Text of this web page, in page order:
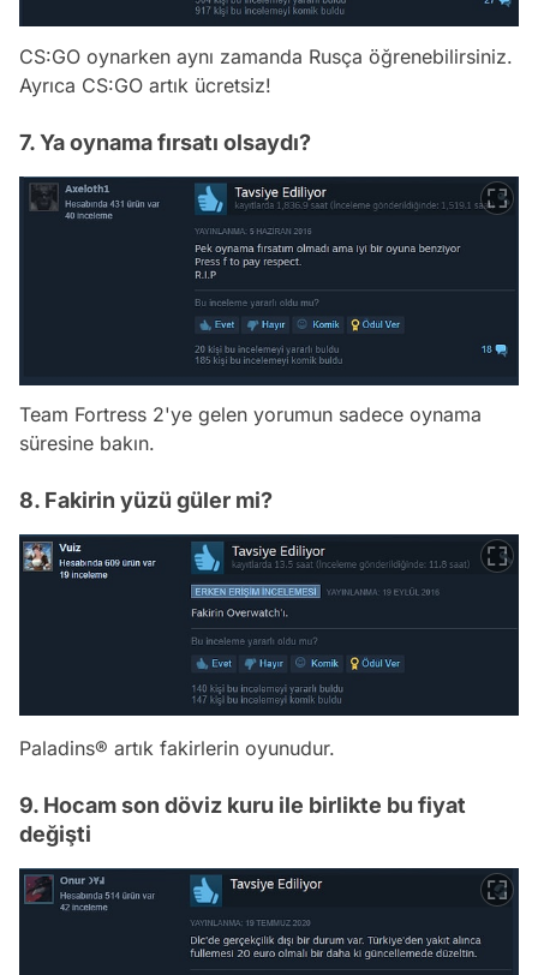
CS:GO oynarken aynı zamanda Rusça öğrenebilirsiniz.
Ayrıca CS:GO artık ücretsiz!
7. Ya oynama fırsatı olsaydı?
Team Fortress 2'ye gelen yorumun sadece oynama
süresine bakın.
8. Fakirin yüzü güler mi?
Paladins® artık fakirlerin oyunudur.
9. Hocam son döviz kuru ile birlikte bu fiyat
değişti